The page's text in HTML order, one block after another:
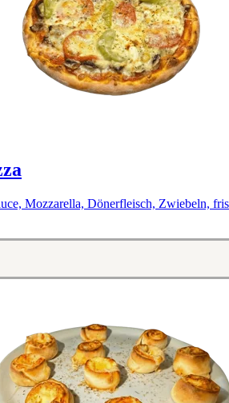
Mozzarella, Dönerfleisch, Zwiebeln,